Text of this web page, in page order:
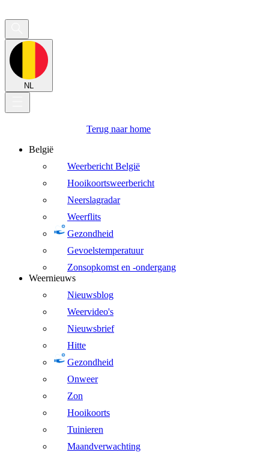
NL
Terug naar home
België
Weerbericht België
Hooikoortsweerbericht
Neerslagradar
Weerflits
Gezondheid
Gevoelstemperatuur
Zonsopkomst en -ondergang
Weernieuws
Nieuwsblog
Weervideo's
Nieuwsbrief
Hitte
Gezondheid
Onweer
Zon
Hooikoorts
Tuinieren
Maandverwachting